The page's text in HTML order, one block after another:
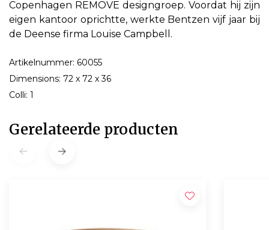
Copenhagen REMOVE designgroep. Voordat hij zijn
eigen kantoor oprichtte, werkte Bentzen vijf jaar bij
de Deense firma Louise Campbell.
Artikelnummer: 60055
Dimensions: 72 x 72 x 36
Colli: 1
Gerelateerde producten